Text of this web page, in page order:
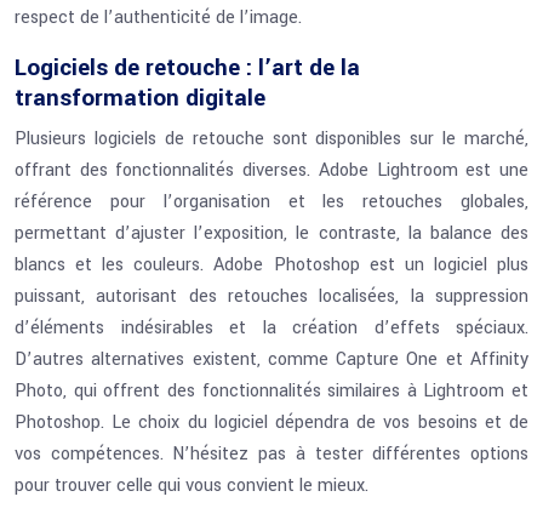
respect de l’authenticité de l’image.
Logiciels de retouche : l’art de la
transformation digitale
Plusieurs logiciels de retouche sont disponibles sur le marché,
offrant des fonctionnalités diverses. Adobe Lightroom est une
référence pour l’organisation et les retouches globales,
permettant d’ajuster l’exposition, le contraste, la balance des
blancs et les couleurs. Adobe Photoshop est un logiciel plus
puissant, autorisant des retouches localisées, la suppression
d’éléments indésirables et la création d’effets spéciaux.
D’autres alternatives existent, comme Capture One et Affinity
Photo, qui offrent des fonctionnalités similaires à Lightroom et
Photoshop. Le choix du logiciel dépendra de vos besoins et de
vos compétences. N’hésitez pas à tester différentes options
pour trouver celle qui vous convient le mieux.